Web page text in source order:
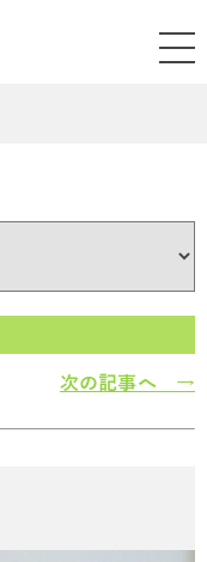
次の記事へ →